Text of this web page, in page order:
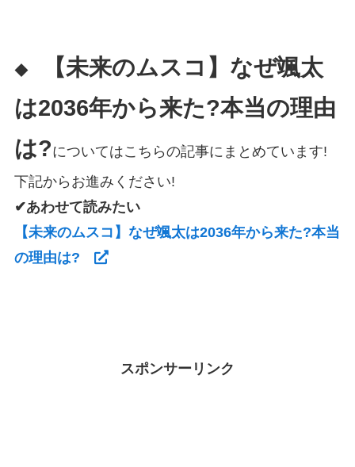
◆
【未来のムスコ】なぜ颯太
は2036年から来た?本当の理由
は?についてはこちらの記事にまとめています!
下記からお進みください!
✔あわせて読みたい
【未来のムスコ】なぜ颯太は2036年から来た?本当
の理由は?
スポンサーリンク